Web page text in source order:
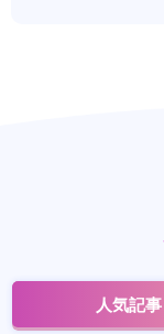
人気記事